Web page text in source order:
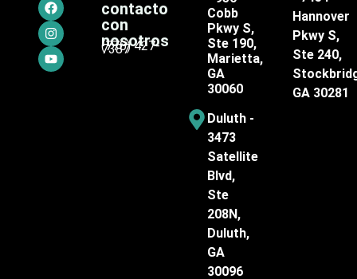
contacto
con
nosotros
(770) 427-
7387
Cobb
Pkwy S,
Ste 190,
Marietta,
GA
30060
Duluth -
3473
Satellite
Blvd,
Ste
208N,
Duluth,
GA
30096
Hannover
Pkwy S,
Ste 240,
GA 30281